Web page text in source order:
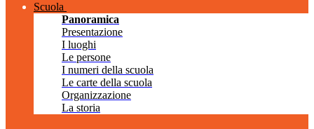
Scuola
Panoramica
Presentazione
I luoghi
Le persone
I numeri della scuola
Le carte della scuola
Organizzazione
La storia